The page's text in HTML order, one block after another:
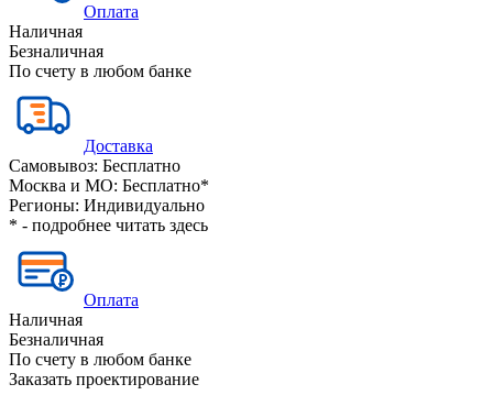
Оплата
Наличная
Безналичная
По счету в любом банке
Доставка
Самовывоз: Бесплатно
Москва и МО: Бесплатно*
Регионы: Индивидуально
* - подробнее читать здесь
Оплата
Наличная
Безналичная
По счету в любом банке
Заказать проектирование